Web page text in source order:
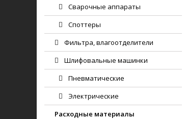
Сварочные аппараты
Споттеры
Фильтра, влагоотделители
Шлифовальные машинки
Пневматические
Электрические
Расходные материалы